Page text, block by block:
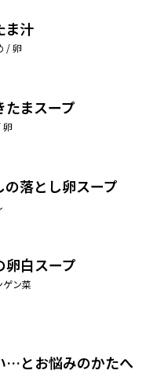
ま汁
/ 卵
たまスープ
卵
の落とし卵スープ
卵白スープ
ゲン菜
…とお悩みのかたへ